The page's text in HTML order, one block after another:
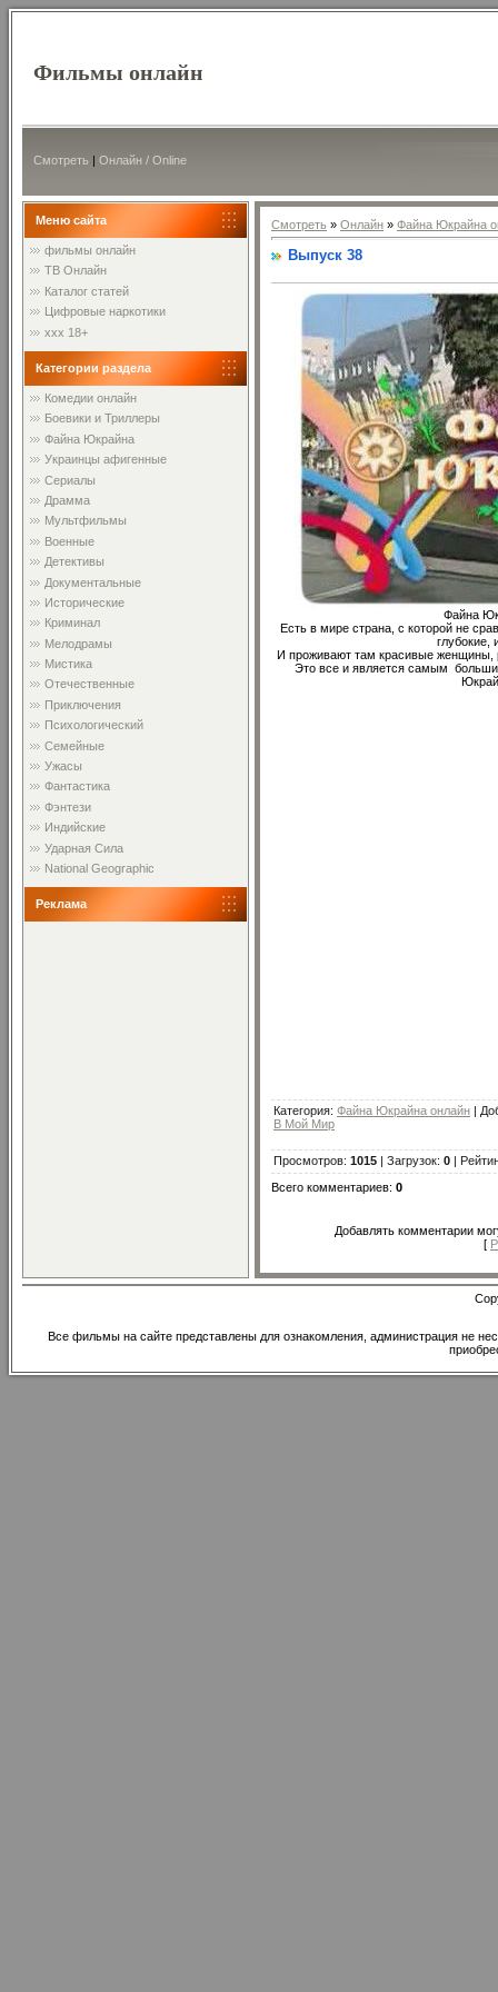
Фильмы онлайн
Смотреть | Онлайн / Online
Меню сайта
фильмы онлайн
ТВ Онлайн
Каталог статей
Цифровые наркотики
xxx 18+
Категории раздела
Комедии онлайн
Боевики и Триллеры
Файна Юкрайна
Украинцы афигенные
Сериалы
Драмма
Мультфильмы
Военные
Детективы
Документальные
Исторические
Криминал
Мелодрамы
Мистика
Отечественные
Приключения
Психологический
Семейные
Ужасы
Фантастика
Фэнтези
Индийские
Ударная Сила
National Geographic
Реклама
Смотреть » Онлайн » Файна Юкрайна
Выпуск 38
Файна
Есть в мире страна, с которой не
И проживают там красивые
Это все и является самым
Категория: Файна Юкрайна онлайн |
В Мой Мир
Просмотров: 1015 | Загрузок: 0 |
Всего комментариев: 0
Добавлять комментарии
[
Все фильмы на сайте представлены для ознакомления, администрация не